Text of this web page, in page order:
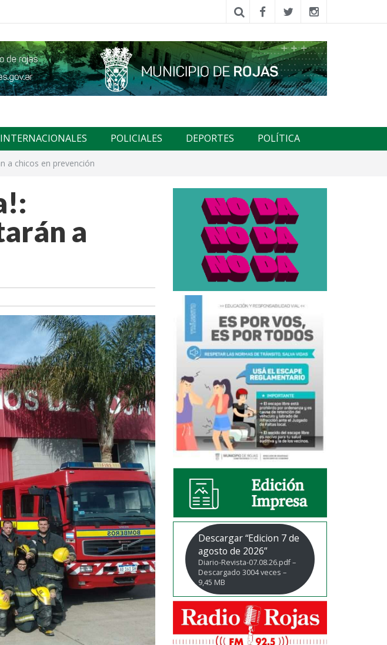
INTERNACIONALES POLICIALES DEPORTES POLÍTICA
a chicos en prevención
a
Descargar “Edicion 7 de
agosto de 2026”
Diario-Revista-07.08.26.pdf –
Descargado 3004 veces –
9,45 MB